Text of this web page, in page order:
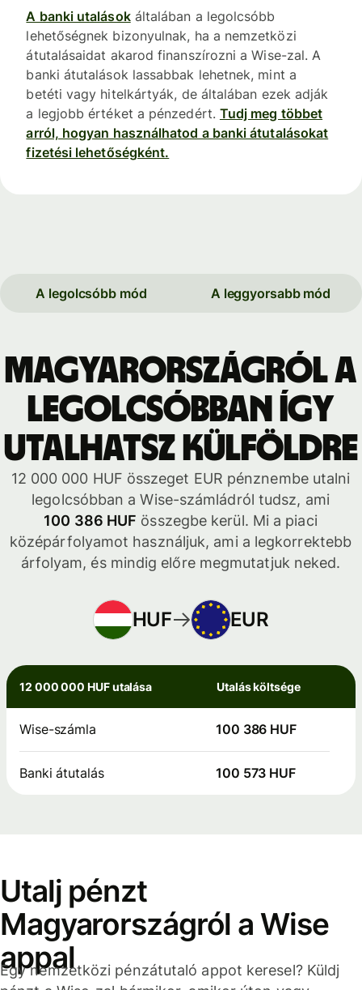
A banki utalásokáltalában a legolcsóbb
lehetőségnek bizonyulnak, ha a nemzetközi
átutalásaidat akarod finanszírozni a Wise-zal. A
banki átutalások lassabbak lehetnek, mint a
betéti vagy hitelkártyák, de általában ezek adják
a legjobb értéket a pénzedért. Tudj meg többet
arról, hogyan használhatod a banki átutalásokat
fizetési lehetőségként.
A legolcsóbb mód A leggyorsabb mód
Magyarországról a
legolcsóbban így
utalhatsz külföldre
12 000 000 HUF összeget EUR pénznembe utalni
legolcsóbban a Wise-számládról tudsz, ami
100 386 HUF összegbe kerül. Mi a piaci
középárfolyamot használjuk, ami a legkorrektebb
árfolyam, és mindig előre megmutatjuk neked.
HUF EUR
12 000 000 HUF utalása Utalás költsége
Wise-számla 100 386 HUF
Banki átutalás 100 573 HUF
Utalj pénzt
Magyarországról a Wise
appal
Egy nemzetközi pénzátutaló appot keresel? Küldj